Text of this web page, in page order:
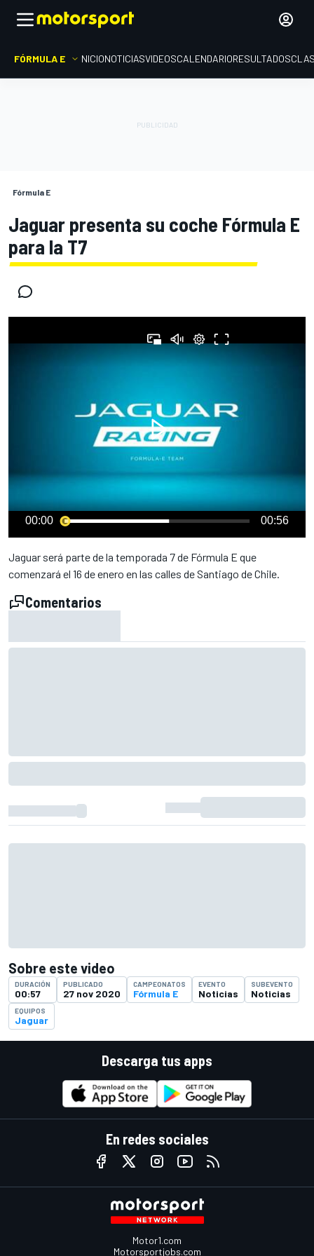
FÓRMULA E INICIONOTICIASVIDEOSCALENDARIORESULTADOS
Fórmula E
Jaguar presenta su coche Fórmula E
para la T7
00:00 00:56
Jaguar será parte de la temporada 7 de Fórmula E que
comenzará el 16 de enero en las calles de Santiago de Chile.
Comentarios
Sobre este video
DURACIÓN
00:57
PUBLICADO
27 nov 2020
CAMPEONATOS
Fórmula E
EVENTO
Noticias
SUBEVENTO
Noticias
EQUIPOS
Jaguar
Descarga tus apps
En redes sociales
Motor1.com
Motorsportjobs.com